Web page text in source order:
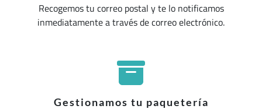
Recogemos tu correo postal y te lo notificamos
inmediatamente a través de correo electrónico.
Gestionamos tu paquetería